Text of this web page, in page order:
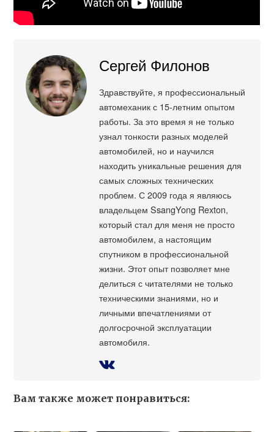
Сергей Филонов
Здравствуйте, я профессиональный
автомеханик с 15-летним опытом
работы. За это время я не только
узнал тонкости разных моделей
автомобилей, но и научился
находить уникальные решения для
самых сложных технических
проблем. С 2009 года я являюсь
владельцем SsangYong Rexton,
который стал для меня не просто
автомобилем, а настоящим
спутником в профессиональной
жизни. Этот опыт позволяет мне
делиться с читателями не только
техническими знаниями, но и
личными впечатлениями от
долгосрочной эксплуатации
автомобиля.
Вам также может понравиться: